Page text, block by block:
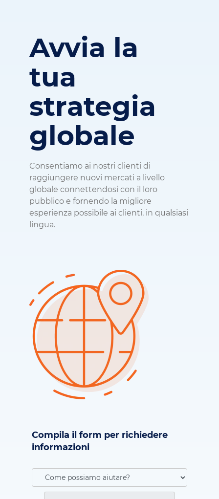
Avvia la
tua
strategia
globale
Consentiamo ai nostri clienti di
raggiungere nuovi mercati a livello
globale connettendosi con il loro
pubblico e fornendo la migliore
esperienza possibile ai clienti, in qualsiasi
lingua.
Compila il form per richiedere
informazioni